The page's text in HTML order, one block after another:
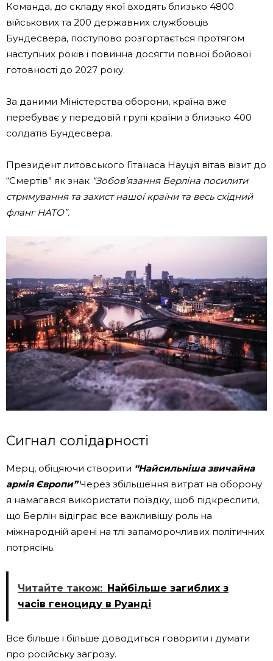
Команда, до складу якої входять близько 4800
військових та 200 державних службовців
Бундесвера, поступово розгортається протягом
наступних років і повинна досягти повної бойової
готовності до 2027 року.
За даними Міністерства оборони, країна вже
перебуває у передовій групі країни з близько 400
солдатів Бундесвера.
Президент литовського Гітанаса Науція вітав візит до
“Смертів” як знак “Зобов’язання Берліна посилити
стримування та захист нашої країни та весь східний
фланг НАТО”.
Сигнал солідарності
Мерц, обіцяючи створити “Найсильніша звичайна
армія Європи” Через збільшення витрат на оборону
я намагався використати поїздку, щоб підкреслити,
що Берлін відіграє все важливішу роль на
міжнародній арені на тлі запаморочливих політичних
потрясінь.
Читайте також: Найбільше загиблих з
часів геноциду в Руанді
Все більше і більше доводиться говорити і думати
про російську загрозу.